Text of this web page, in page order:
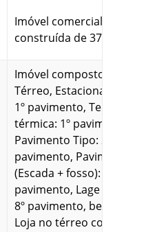
Imóvel comercial, com área
construída de 373,34 m²
Imóvel composto por
Térreo, Estacionamento
1º pavimento, Terraço, Lage
térmica: 1º pavimento,
Pavimento Tipo: 2º ao 8º
pavimento, Pavimento Tipo
(Escada + fosso): 2º ao 8º
pavimento, Lage Térmica: 2º
8º pavimento, bem como por
Loja no térreo com